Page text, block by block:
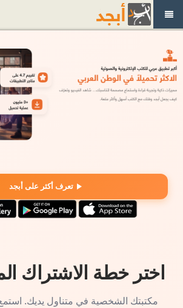
تعرف أكثر على أبجد
اختر خطة الاشتراك
مكتبتك الشخصية في متناول يديك. استمع